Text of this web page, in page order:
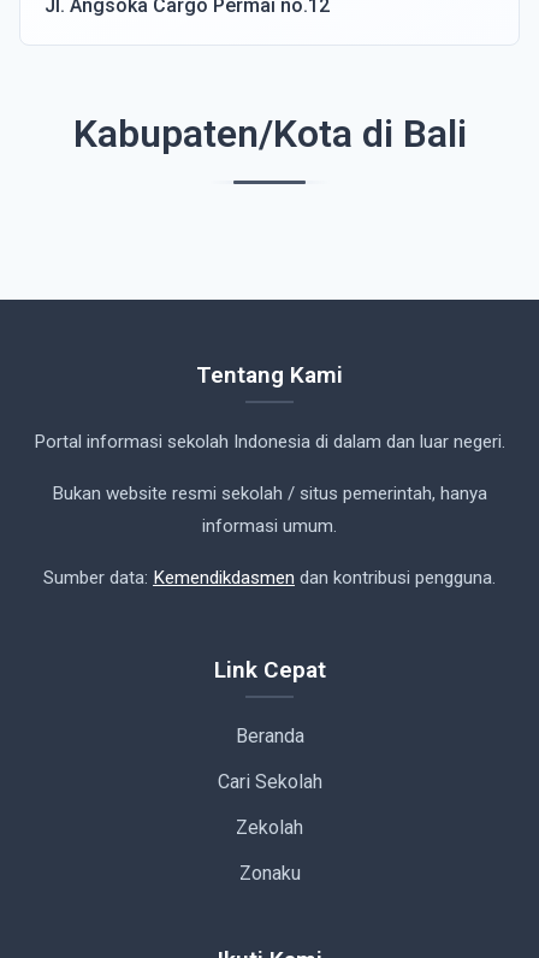
Jl. Angsoka Cargo Permai no.12
Kabupaten/Kota di Bali
Tentang Kami
Portal informasi sekolah Indonesia di dalam dan luar negeri.
Bukan website resmi sekolah / situs pemerintah, hanya
informasi umum.
Sumber data: Kemendikdasmen dan kontribusi pengguna.
Link Cepat
Beranda
Cari Sekolah
Zekolah
Zonaku